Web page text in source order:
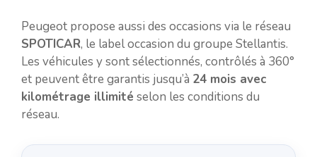
Peugeot propose aussi des occasions via le réseau
SPOTICAR, le label occasion du groupe Stellantis.
Les véhicules y sont sélectionnés, contrôlés à 360°
et peuvent être garantis jusqu’à 24 mois avec
kilométrage illimité selon les conditions du
réseau.